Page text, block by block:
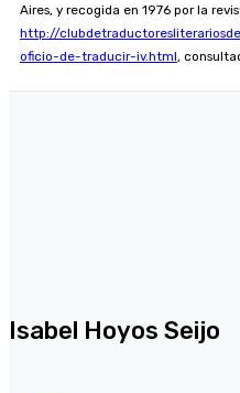
Aires, y recogida en 1976 por la
http://
oficio-de-traducir-iv.html,
Isabel Hoyos Seijo